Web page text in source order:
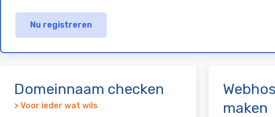
Nu registreren
Domeinnaam checken
> Voor ieder wat wils
maken